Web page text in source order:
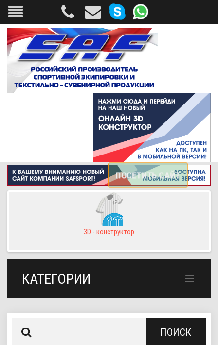
3D - конструктор
КАТЕГОРИИ
ПОИСК